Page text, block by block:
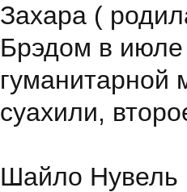
Захара (
Брэдом в июле
гуманитарной
суахили,
Шайло Нувель